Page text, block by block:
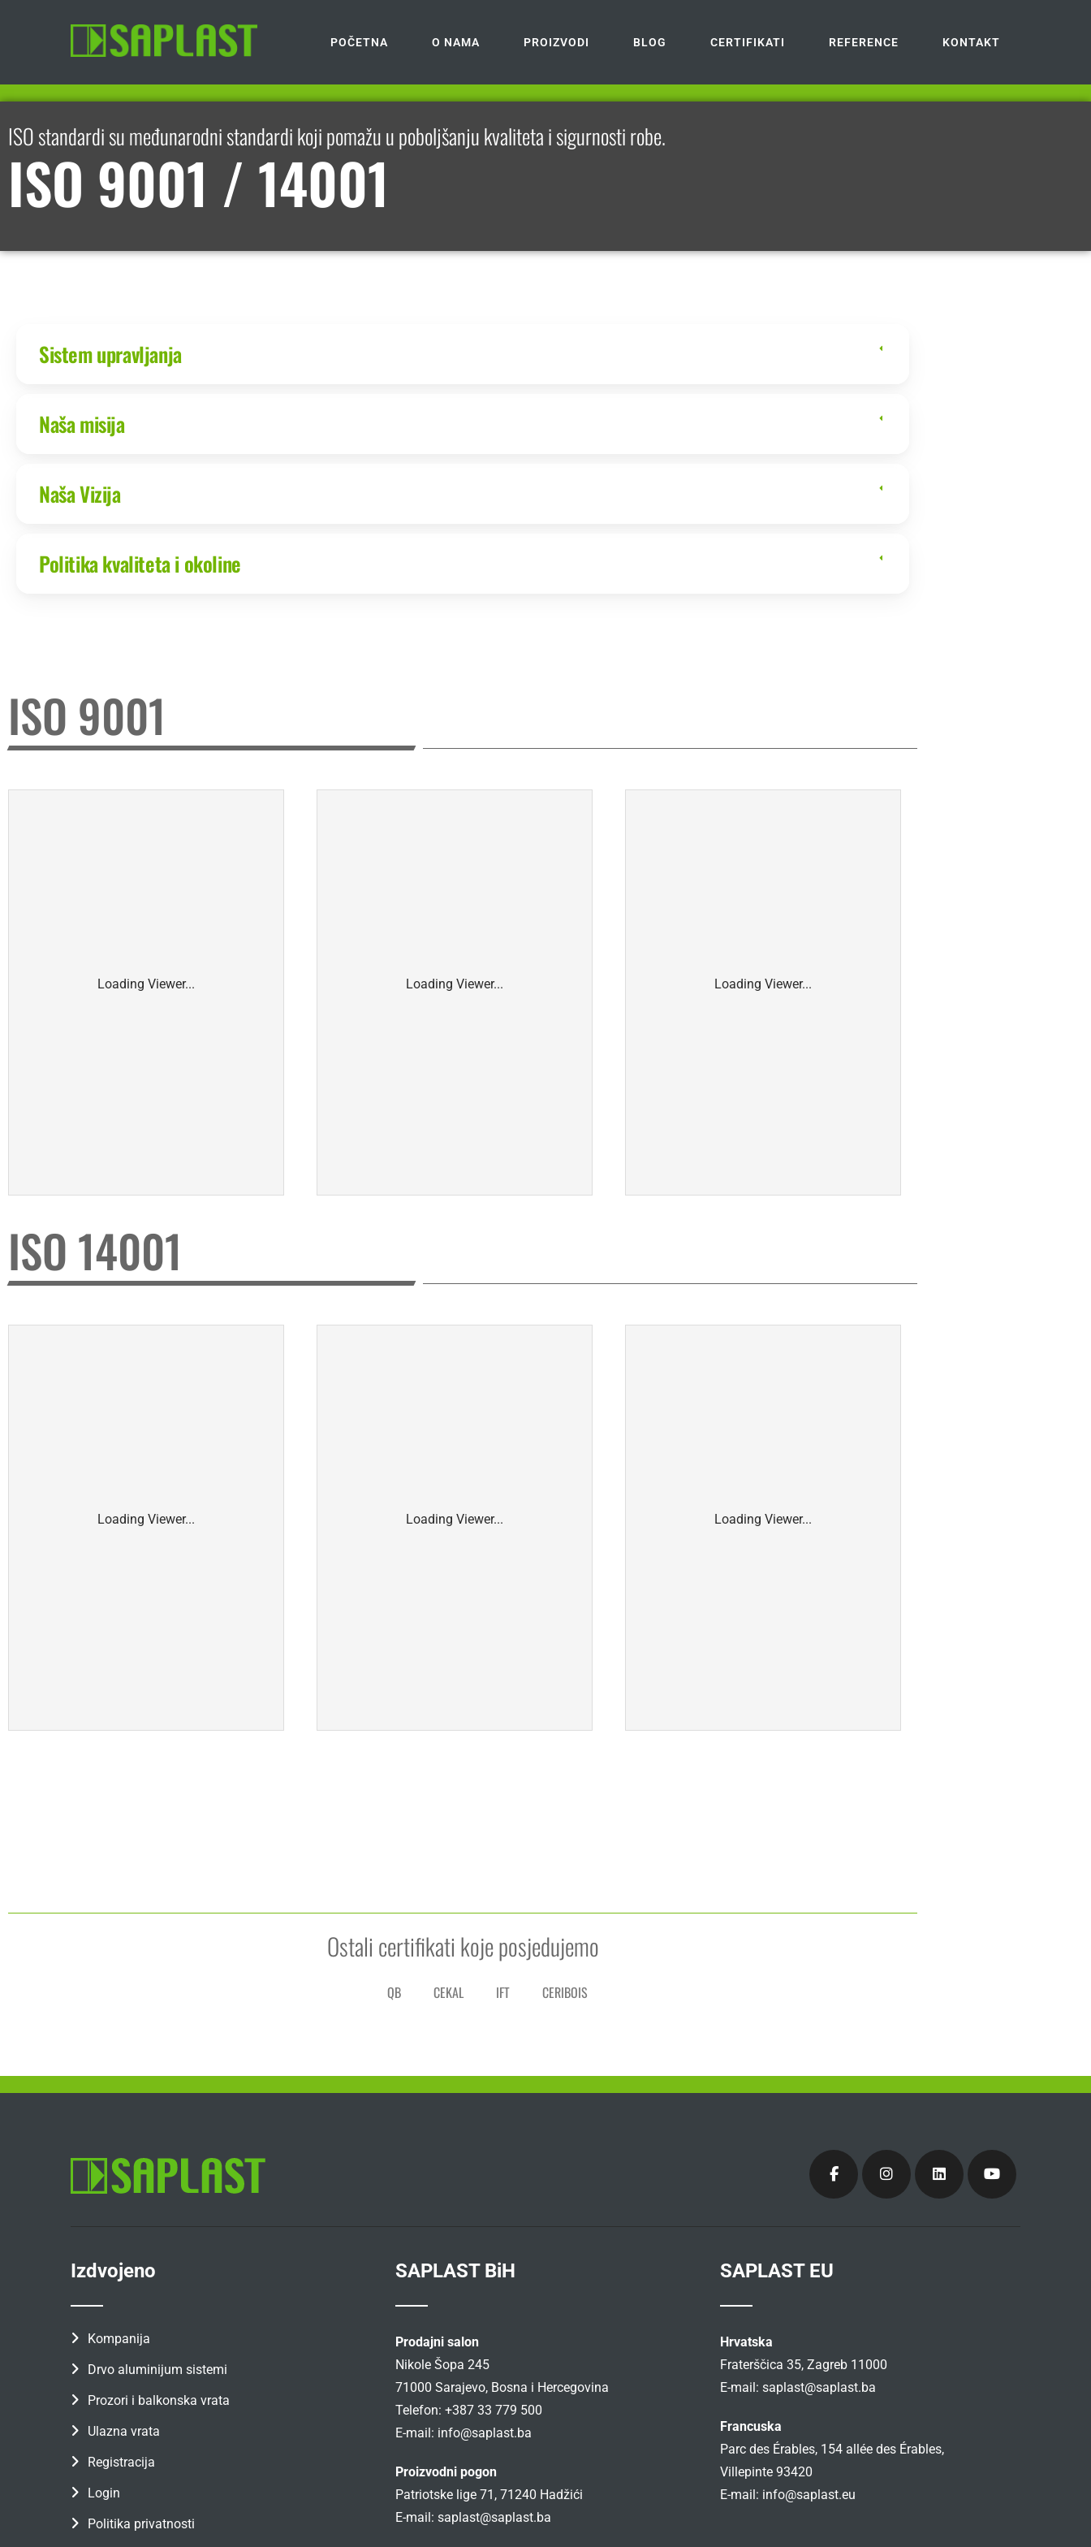
POČETNA O NAMA PROIZVODI BLOG CERTIFIKATI REFERENCE KONTAKT
ISO standardi su međunarodni standardi koji pomažu u poboljšanju kvaliteta i sigurnosti robe.
ISO 9001 / 14001
Sistem upravljanja
Naša misija
Naša Vizija
Politika kvaliteta i okoline
ISO 9001
Loading Viewer... Loading Viewer... Loading Viewer...
ISO 14001
Loading Viewer... Loading Viewer... Loading Viewer...
Ostali certifikati koje posjedujemo
QB CEKAL IFT CERIBOIS
Izdvojeno
Kompanija
Drvo aluminijum sistemi
Prozori i balkonska vrata
Ulazna vrata
Registracija
Login
Politika privatnosti
SAPLAST BiH
Prodajni salon
Nikole Šopa 245
71000 Sarajevo, Bosna i Hercegovina
Telefon: +387 33 779 500
E-mail: info@saplast.ba
Proizvodni pogon
Patriotske lige 71, 71240 Hadžići
E-mail: saplast@saplast.ba
SAPLAST EU
Hrvatska
Fraterščica 35, Zagreb 11000
E-mail: saplast@saplast.ba
Francuska
Parc des Érables, 154 allée des Érables,
Villepinte 93420
E-mail: info@saplast.eu